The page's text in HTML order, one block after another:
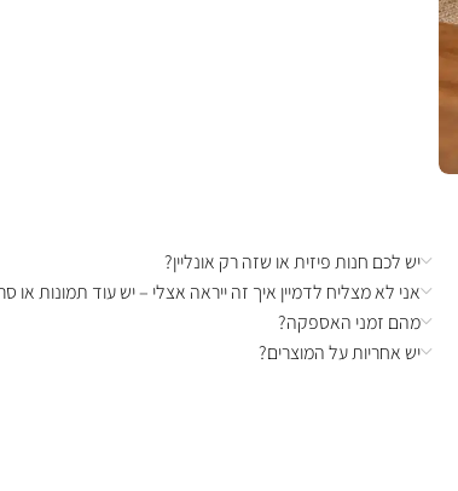
יש לכם חנות פיזית או שזה רק אונליין?
אני לא מצליח לדמיין איך זה ייראה אצלי – יש עוד תמונות או
מהם זמני האספקה?
יש אחריות על המוצרים?